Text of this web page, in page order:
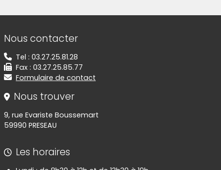
Informations de contact
Nous contacter
Tel : 03.27.25.81.28
Fax : 03.27.25.85.77
Formulaire de contact
Nous trouver
9, rue Evariste Boussemart
59990 PRESEAU
Les horaires